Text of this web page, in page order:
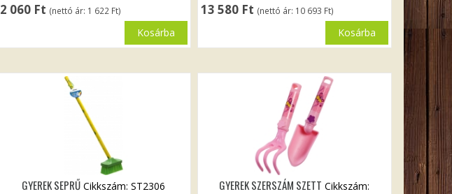
2 060 Ft (nettó ár: 1 622 Ft)
Kosárba
13 580 Ft (nettó ár: 10 693 Ft)
Kosárba
GYEREK SEPRŰ Cikkszám: ST2306 GYEREK SZERSZÁM SZETT Cikkszám: